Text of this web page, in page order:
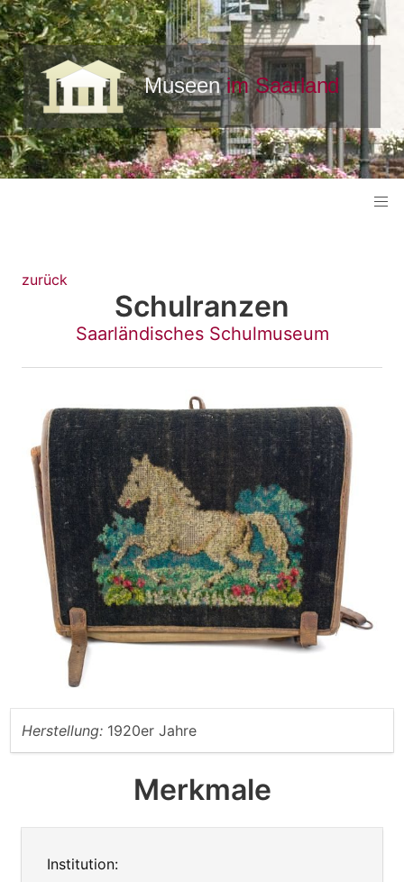
zurück
Schulranzen
Saarländisches Schulmuseum
Herstellung: 1920er Jahre
Merkmale
Institution: